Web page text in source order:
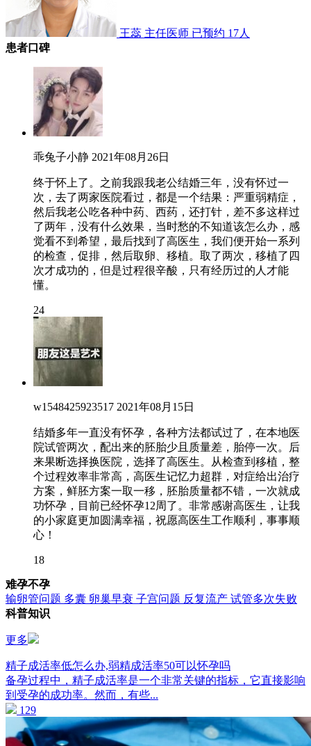
王蕊 主任医师 已预约 17人
患者口碑
乖兔子小静 2021年08月26日
终于怀上了。之前我跟我老公结婚三年，没有怀过一
次，去了两家医院看过，都是一个结果：严重弱精症，
然后我老公吃各种中药、西药，还打针，差不多这样过
了两年，没有什么效果，当时愁的不知道该怎么办，感
觉看不到希望，最后找到了高医生，我们便开始一系列
的检查，促排，然后取卵、移植。取了两次，移植了四
次才成功的，但是过程很辛酸，只有经历过的人才能
懂。
24
w1548425923517 2021年08月15日
结婚多年一直没有怀孕，各种方法都试过了，在本地医
院试管两次，配出来的胚胎少且质量差，胎停一次。后
来果断选择换医院，选择了高医生。从检查到移植，整
个过程效率非常高，高医生记忆力超群，对症给出治疗
方案，鲜胚方案一取一移，胚胎质量都不错，一次就成
功怀孕，目前已经怀孕12周了。非常感谢高医生，让我
的小家庭更加圆满幸福，祝愿高医生工作顺利，事事顺
心！
18
难孕不孕
输卵管问题 多囊 卵巢早衰 子宫问题 反复流产 试管多次失败
科普知识
更多
精子成活率低怎么办,弱精成活率50可以怀孕吗
备孕过程中，精子成活率是一个非常关键的指标，它直接影响
到受孕的成功率。然而，有些...
129